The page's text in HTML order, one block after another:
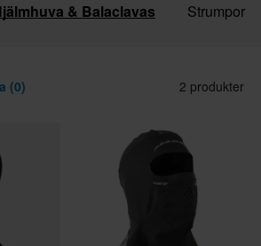
& Balaclavas Strumpor
(0) 2 produkter